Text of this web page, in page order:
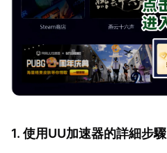
1. 使用UU加速器的詳細步驟